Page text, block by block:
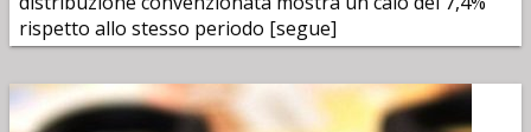
rispetto allo stesso periodo [segue]